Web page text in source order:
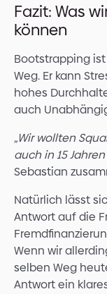
Fazit: Was
können
Bootstrapping
Weg. Er kann
hohes
auch
„Wir wollten
auch in 15
Sebastian
Natürlich lässt
Antwort auf die
Wenn wir
selben Weg
Antwort ein